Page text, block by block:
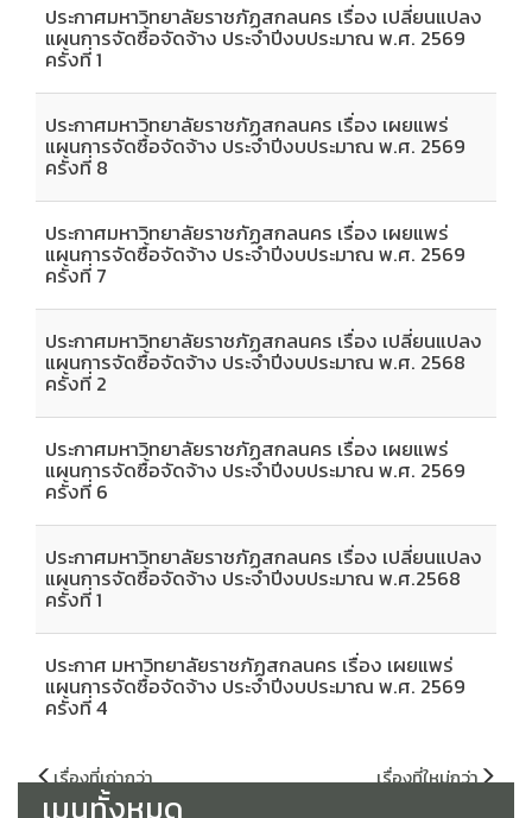
ประกาศมหาวิทยาลัยราชภัฏสกลนคร เรื่อง เปลี่ยนแปลง
แผนการจัดซื้อจัดจ้าง ประจำปีงบประมาณ พ.ศ. 2569
ครั้งที่ 1
ประกาศมหาวิทยาลัยราชภัฏสกลนคร เรื่อง เผยแพร่
แผนการจัดซื้อจัดจ้าง ประจำปีงบประมาณ พ.ศ. 2569
ครั้งที่ 8
ประกาศมหาวิทยาลัยราชภัฏสกลนคร เรื่อง เผยแพร่
แผนการจัดซื้อจัดจ้าง ประจำปีงบประมาณ พ.ศ. 2569
ครั้งที่ 7
ประกาศมหาวิทยาลัยราชภัฏสกลนคร เรื่อง เปลี่ยนแปลง
แผนการจัดซื้อจัดจ้าง ประจำปีงบประมาณ พ.ศ. 2568
ครั้งที่ 2
ประกาศมหาวิทยาลัยราชภัฏสกลนคร เรื่อง เผยแพร่
แผนการจัดซื้อจัดจ้าง ประจำปีงบประมาณ พ.ศ. 2569
ครั้งที่ 6
ประกาศมหาวิทยาลัยราชภัฏสกลนคร เรื่อง เปลี่ยนแปลง
แผนการจัดซื้อจัดจ้าง ประจำปีงบประมาณ พ.ศ.2568
ครั้งที่ 1
ประกาศ มหาวิทยาลัยราชภัฏสกลนคร เรื่อง เผยแพร่
แผนการจัดซื้อจัดจ้าง ประจำปีงบประมาณ พ.ศ. 2569
ครั้งที่ 4
แนะแนว
เรื่อง
เรื่องที่เก่ากว่า เรื่องที่ใหม่กว่า
เมนูทั้งหมด